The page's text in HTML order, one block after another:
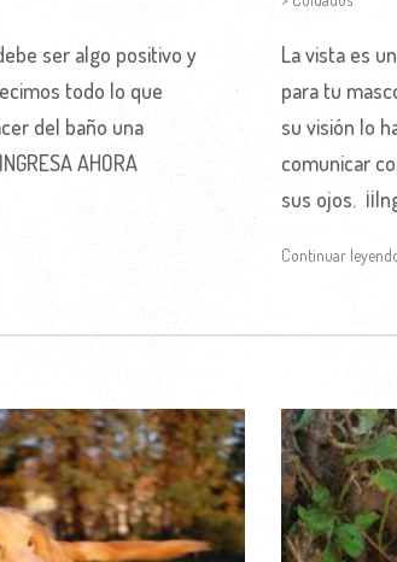
ser algo positivo y
todo lo que
del baño una
AHORA
La vista es
para tu
su visión lo
comunicar
sus ojos.
Continuar